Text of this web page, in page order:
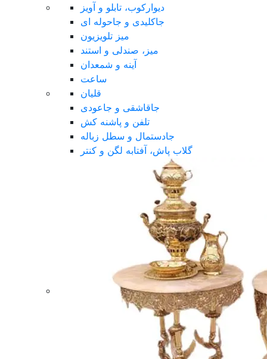
دیوارکوب، تابلو و آویز
جاکلیدی و جاحوله ای
میز تلویزیون
میز، صندلی و استند
آینه و شمعدان
ساعت
قلیان
جاقاشقی و جاعودی
تلفن و پاشنه کش
جادستمال و سطل زباله
گلاب پاش، آفتابه لگن و کنتر